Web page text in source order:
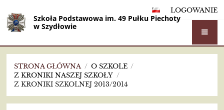
LOGOWANIE
Szkoła Podstawowa im. 49 Pułku Piechoty
w Szydłowie
STRONA GŁÓWNA / O SZKOLE /
Z KRONIKI NASZEJ SZKOŁY /
Z KRONIKI SZKOLNEJ 2013/2014